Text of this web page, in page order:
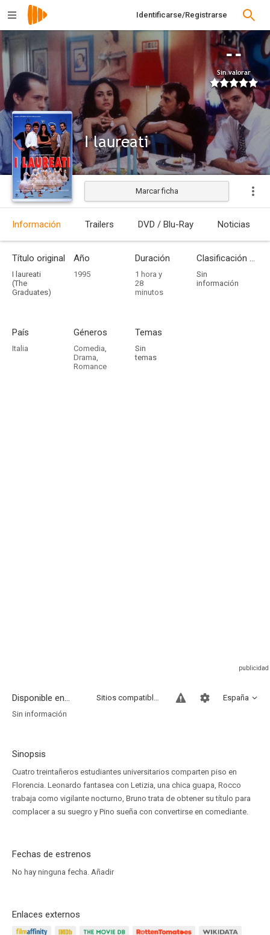
Identificarse/Registrarse
--
Sin valorar
I laureati
Estrenada
Marcar ficha
Información Trailers DVD / Blu-Ray Noticias
Título original
I laureati
(The
Graduates)
Año
1995
Duración
1 hora y
28
minutos
Clasificación por edades
Sin
información
País
Italia
Géneros
Comedia,
Drama,
Romance
Temas
Sin
temas
Disponible en... España
Sitios compatibles
Sin información
Sinopsis
Cuatro treintañeros estudiantes universitarios comparten piso en
Florencia. Leonardo fantasea con Letizia, una chica guapa, Rocco
trabaja como vigilante nocturno, Bruno trata de obtener su título para
complacer a su suegro y Pino sueña con convertirse en comediante.
Fechas de estrenos
No hay ninguna fecha. Añadir
Enlaces externos